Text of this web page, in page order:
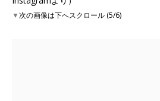
▼次の画像は下へスクロール (5/6)